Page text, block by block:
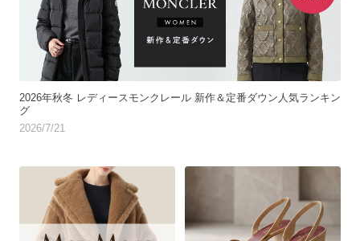
2026年秋冬 レディースモンクレール 新作＆定番ダウン人気ランキン
グ
2026/7/21